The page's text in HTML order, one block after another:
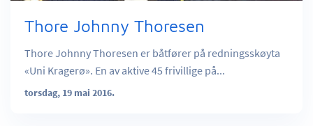
Thore Johnny Thoresen
Thore Johnny Thoresen er båtfører på redningsskøyta
«Uni Kragerø». En av aktive 45 frivillige på...
torsdag, 19 mai 2016.